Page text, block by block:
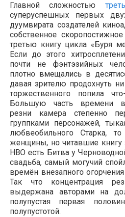
Главной сложностью
суперуспешных первых
дуумвирата создателей
собственное
третью книгу цикла «Буря
Если до этого
почти не фэнтэзийных
плотно вмещались в
давая зрителю продохнуть
торжественного попила
Большую часть времени
резни камера степенно
группками персонажей,
любвеобильного Старка,
женщины, но читавшие книгу
HBO есть Битва у
свадьба, самый могучий
времён внезапного
Так что концентрация
выдержана авторами на
полупустая первая
полупустотой.